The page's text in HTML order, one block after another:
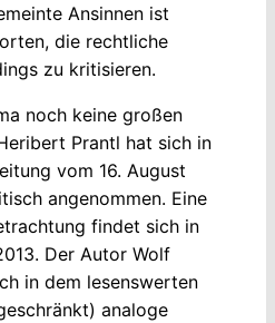
Ansinnen ist
die rechtliche
zu kritisieren.
noch keine großen
Prantl hat sich in
vom 16. August
angenommen. Eine
findet sich in
Der Autor Wolf
in dem lesenswerten
analoge